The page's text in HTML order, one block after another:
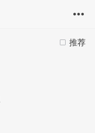
推荐